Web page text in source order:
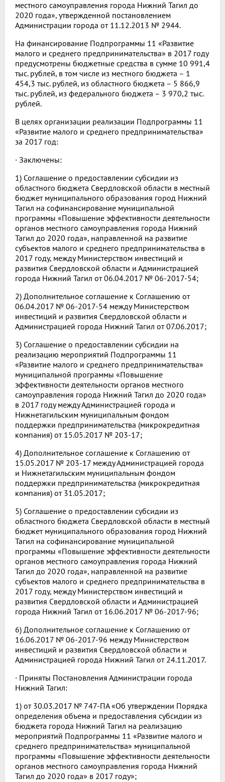
местного самоуправления города Нижний Тагил до
2020 года», утвержденной постановлением
Администрации города от 11.12.2013 № 2944.
На финансирование Подпрограммы 11 «Развитие
малого и среднего предпринимательства» в 2017 году
предусмотрены бюджетные средства в сумме 10 991,4
тыс. рублей, в том числе из местного бюджета – 1
454,3 тыс. рублей, из областного бюджета – 5 866,9
тыс. рублей, из федерального бюджета – 3 970,2 тыс.
рублей.
В целях организации реализации Подпрограммы 11
«Развитие малого и среднего предпринимательства»
за 2017 год:
· Заключены:
1) Соглашение о предоставлении субсидии из
областного бюджета Свердловской области в местный
бюджет муниципального образования город Нижний
Тагил на софинансирование муниципальной
программы «Повышение эффективности деятельности
органов местного самоуправления города Нижний
Тагил до 2020 года», направленной на развитие
субъектов малого и среднего предпринимательства в
2017 году, между Министерством инвестиций и
развития Свердловской области и Администрацией
города Нижний Тагил от 06.04.2017 № 06-2017-54;
2) Дополнительное соглашение к Соглашению от
06.04.2017 № 06-2017-54 между Министерством
инвестиций и развития Свердловской области и
Администрацией города Нижний Тагил от 07.06.2017;
3) Соглашение о предоставлении субсидии на
реализацию мероприятий Подпрограммы 11
«Развитие малого и среднего предпринимательства»
муниципальной программы «Повышение
эффективности деятельности органов местного
самоуправления города Нижний Тагил до 2020 года»
в 2017 году между Администрацией города и
Нижнетагильским муниципальным фондом
поддержки предпринимательства (микрокредитная
компания) от 15.05.2017 № 203-17;
4) Дополнительное соглашение к Соглашению от
15.05.2017 № 203-17 между Администрацией города
и Нижнетагильским муниципальным фондом
поддержки предпринимательства (микрокредитная
компания) от 31.05.2017;
5) Соглашение о предоставлении субсидии из
областного бюджета Свердловской области в местный
бюджет муниципального образования город Нижний
Тагил на софинансирование муниципальной
программы «Повышение эффективности деятельности
органов местного самоуправления города Нижний
Тагил до 2020 года», направленной на развитие
субъектов малого и среднего предпринимательства в
2017 году, между Министерством инвестиций и
развития Свердловской области и Администрацией
города Нижний Тагил от 16.06.2017 № 06-2017-96;
6) Дополнительное соглашение к Соглашению от
16.06.2017 № 06-2017-96 между Министерством
инвестиций и развития Свердловской области и
Администрацией города Нижний Тагил от 24.11.2017.
· Приняты Постановления Администрации города
Нижний Тагил:
1) от 30.03.2017 № 747-ПА «Об утверждении Порядка
определения объема и предоставления субсидии из
бюджета города Нижний Тагил на реализацию
мероприятий Подпрограммы 11 «Развитие малого и
среднего предпринимательства» муниципальной
программы «Повышение эффективности деятельности
органов местного самоуправления города Нижний
Тагил до 2020 года» в 2017 году»;